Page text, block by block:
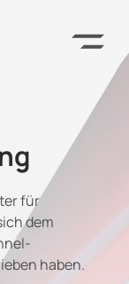
für
dem
haben.